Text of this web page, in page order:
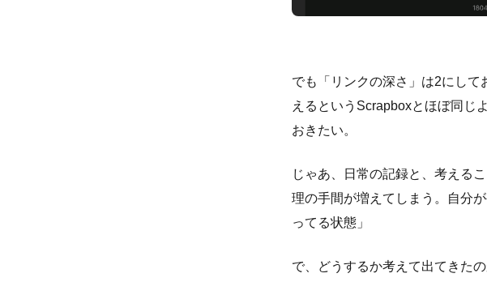
でも「リンクの深さ」は2にし
えるというScrapboxとほぼ同じ
おきたい。
じゃあ、日常の記録と、考える
理の手間が増えてしまう。自分
ってる状態」
で、どうするか考えて出てきた